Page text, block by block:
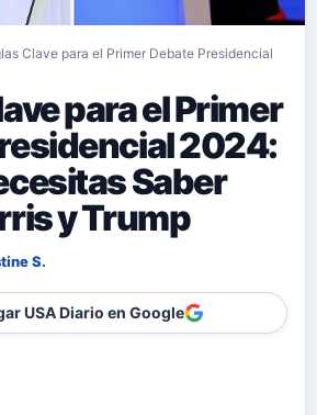
Clave para el Primer Debate Presidencial
para el Primer
2024:
Saber
y Trump
S.
USA Diario en Google